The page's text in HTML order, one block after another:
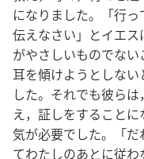
になりました。「行
伝えなさい」とイエ
がやさしいものでな
耳を傾けようとしな
した。それでも彼ら
え，証しをすること
気が必要でした。「
てわたしのあとに従